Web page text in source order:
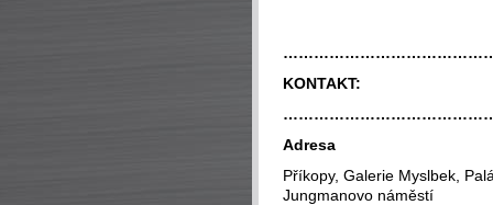
KONTAKT:
Adresa
Příkopy, Galerie Myslbek,
Jungmanovo náměstí